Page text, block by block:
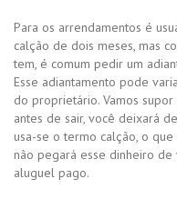
Para os arrendamentos é
calção de dois meses, mas
tem, é comum pedir um
Esse adiantamento pode
do proprietário. Vamos
antes de sair, você deixará
usa-se o termo calção, o
não pegará esse dinheiro
aluguel pago.